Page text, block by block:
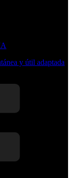
y útil adaptada